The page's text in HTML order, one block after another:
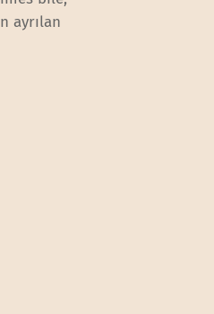
ayrılan